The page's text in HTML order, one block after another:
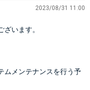
2023/08/31 11:00
います。
ムメンテナンスを行う予